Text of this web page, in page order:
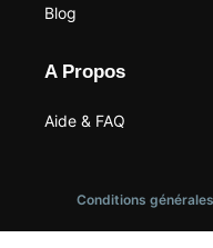
Blog
A Propos
Aide & FAQ
Conditions générales